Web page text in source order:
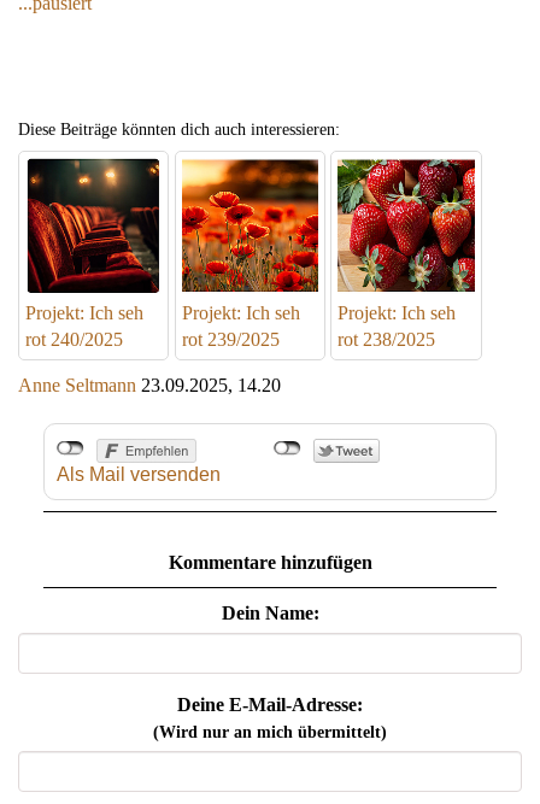
Diese Beiträge könnten dich auch interessieren:
Projekt: Ich seh
rot 240/2025
Projekt: Ich seh
rot 239/2025
Projekt: Ich seh
rot 238/2025
Anne Seltmann 23.09.2025, 14.20
Als Mail versenden
Kommentare hinzufügen
Dein Name:
Deine E-Mail-Adresse:
(Wird nur an mich übermittelt)